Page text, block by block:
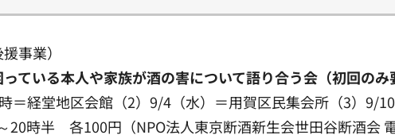
事業）
ている本人や家族が酒の害について語り合う会（初回の
＝経堂地区会館（2）9/4（水）＝用賀区民集会所（3）
20時半 各100円（NPO法人東京断酒新生会世田谷断酒会